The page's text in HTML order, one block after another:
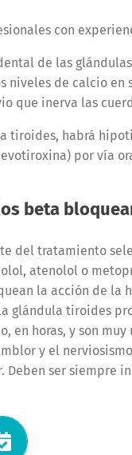
con
de las
niveles de calcio en
que inerva las
tiroides, habrá
por vía
beta
del tratamiento
atenolol o
la acción de
glándula tiroides
en horas, y son
y el
Deben ser siempre